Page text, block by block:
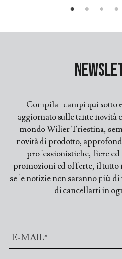
Compila i campi qui sotto
aggiornato sulle tante novità
mondo Wilier Triestina,
novità di prodotto,
professionistiche, fiere ed
promozioni ed offerte, il tutto
se le notizie non saranno più
di cancellarti in